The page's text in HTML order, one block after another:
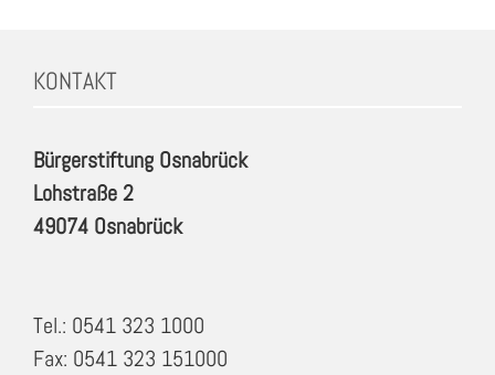
KONTAKT
Bürgerstiftung Osnabrück
Lohstraße 2
49074 Osnabrück
Tel.: 0541 323 1000
Fax: 0541 323 151000